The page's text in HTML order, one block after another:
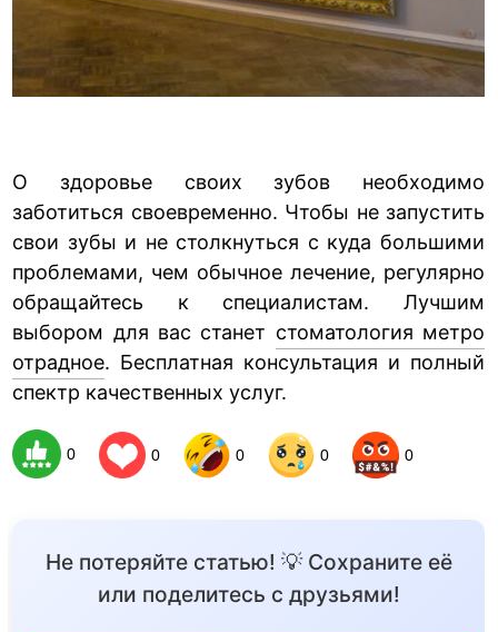
О здоровье своих зубов необходимо
заботиться своевременно. Чтобы не запустить
свои зубы и не столкнуться с куда большими
проблемами, чем обычное лечение, регулярно
обращайтесь к специалистам. Лучшим
выбором для вас станет стоматология метро
отрадное. Бесплатная консультация и полный
спектр качественных услуг.
0 0 0 0 0
Не потеряйте статью! 💡 Сохраните её
или поделитесь с друзьями!